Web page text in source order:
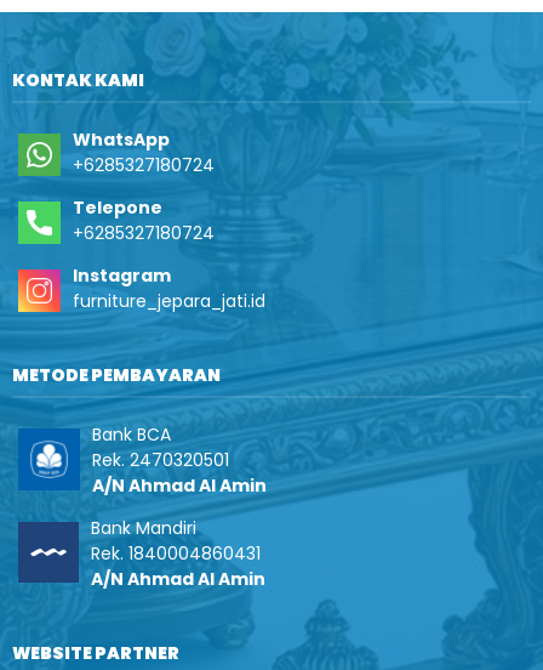
KONTAK KAMI
WhatsApp
+6285327180724
Telepone
+6285327180724
Instagram
furniture_jepara_jati.id
METODE PEMBAYARAN
Bank BCA
Rek. 2470320501
A/N Ahmad Al Amin
Bank Mandiri
Rek. 1840004860431
A/N Ahmad Al Amin
WEBSITE PARTNER